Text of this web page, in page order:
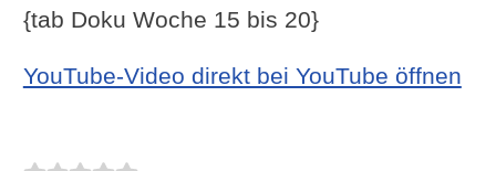
{tab Doku Woche 15 bis 20}
YouTube-Video direkt bei YouTube öffnen